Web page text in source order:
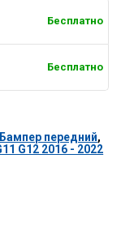
Бесплатно
Бесплатно
Бампер передний,
G12 2016 - 2022